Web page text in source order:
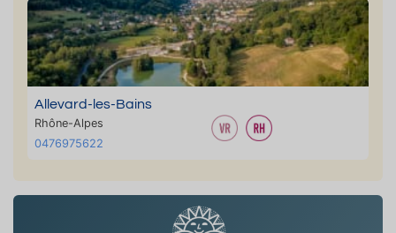
Allevard-les-Bains
Rhône-Alpes
0476975622